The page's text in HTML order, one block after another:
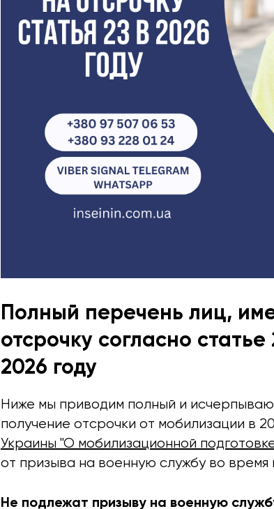
Полный перечень лиц,
отсрочку согласно
2026 году
Ниже мы приводим полный и
получение отсрочки от мобилизации в
Украины "О мобилизационной
от призыва на военную службу во время
Не подлежат призыву на военную